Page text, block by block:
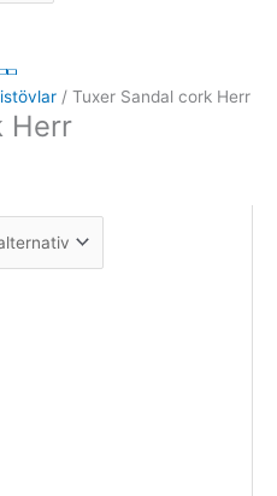
/ Tuxer Sandal cork Herr
Herr